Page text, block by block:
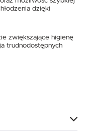
dzięki
zwiększające higienę
trudnodostępnych